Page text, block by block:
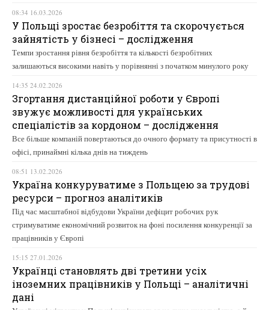
08:34 16.03.2026
У Польщі зростає безробіття та скорочується
зайнятість у бізнесі – дослідження
Темпи зростання рівня безробіття та кількості безробітних
залишаються високими навіть у порівнянні з початком минулого року
14:35 24.02.2026
Згортання дистанційної роботи у Європі
звужує можливості для українських
спеціалістів за кордоном – дослідження
Все більше компаній повертаються до очного формату та присутності в
офісі, принаймні кілька днів на тиждень
08:51 13.02.2026
Україна конкуруватиме з Польщею за трудові
ресурси – прогноз аналітиків
Під час масштабної відбудови України дефіцит робочих рук
стримуватиме економічний розвиток на фоні посилення конкуренції за
працівників у Європі
15:15 27.01.2026
Українці становлять дві третини усіх
іноземних працівників у Польщі – аналітичні
дані